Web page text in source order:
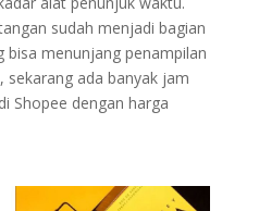
sudah menjadi bagian
bisa menunjang penampilan
sekarang ada banyak jam
Shopee dengan harga